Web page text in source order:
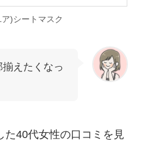
)シートマスク
えたくなっ
た40代女性の口コミを見